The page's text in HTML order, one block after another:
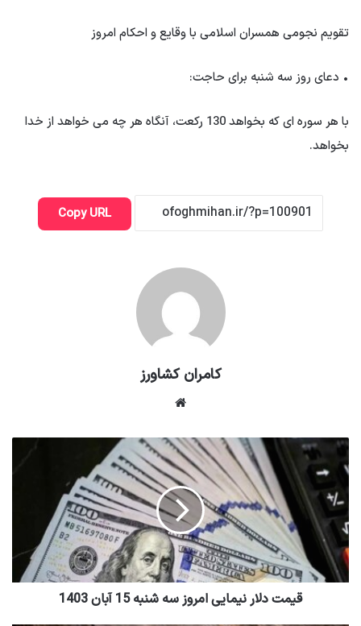
تقویم نجومی همسران اسلامی با وقایع و احکام امروز
• دعای روز سه شنبه برای حاجت:
با هر سوره ای که بخواهد 130 رکعت، آنگاه هر چه می خواهد از خدا
بخواهد.
Copy URL
کامران کشاورز
قیمت دلار نیمایی امروز سه شنبه 15 آبان 1403